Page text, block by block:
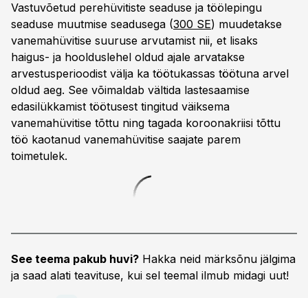
Vastuvõetud perehüvitiste seaduse ja töölepingu
seaduse muutmise seadusega (300 SE) muudetakse
vanemahüvitise suuruse arvutamist nii, et lisaks
haigus- ja hoolduslehel oldud ajale arvatakse
arvestusperioodist välja ka töötukassas töötuna arvel
oldud aeg. See võimaldab vältida lastesaamise
edasilükkamist töötusest tingitud väiksema
vanemahüvitise tõttu ning tagada koroonakriisi tõttu
töö kaotanud vanemahüvitise saajate parem
toimetulek.
See teema pakub huvi? Hakka neid märksõnu jälgima
ja saad alati teavituse, kui sel teemal ilmub midagi uut!